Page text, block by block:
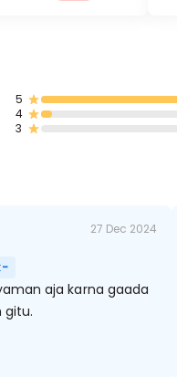
5
4
3
27 Dec 2024
-
aja karna gaada
gitu.